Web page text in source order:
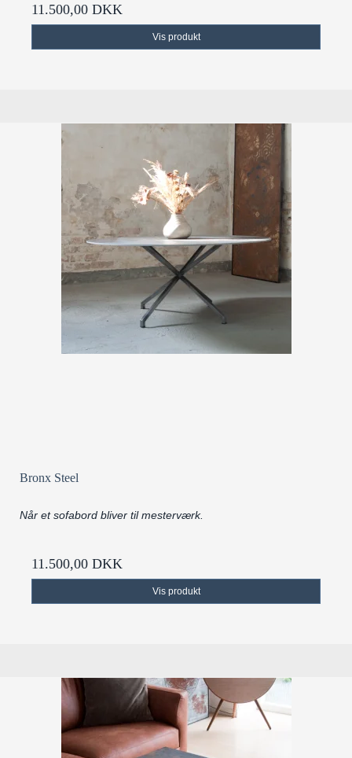
11.500,00 DKK
Vis produkt
Bronx Steel
Når et sofabord bliver til mesterværk.
11.500,00 DKK
Vis produkt